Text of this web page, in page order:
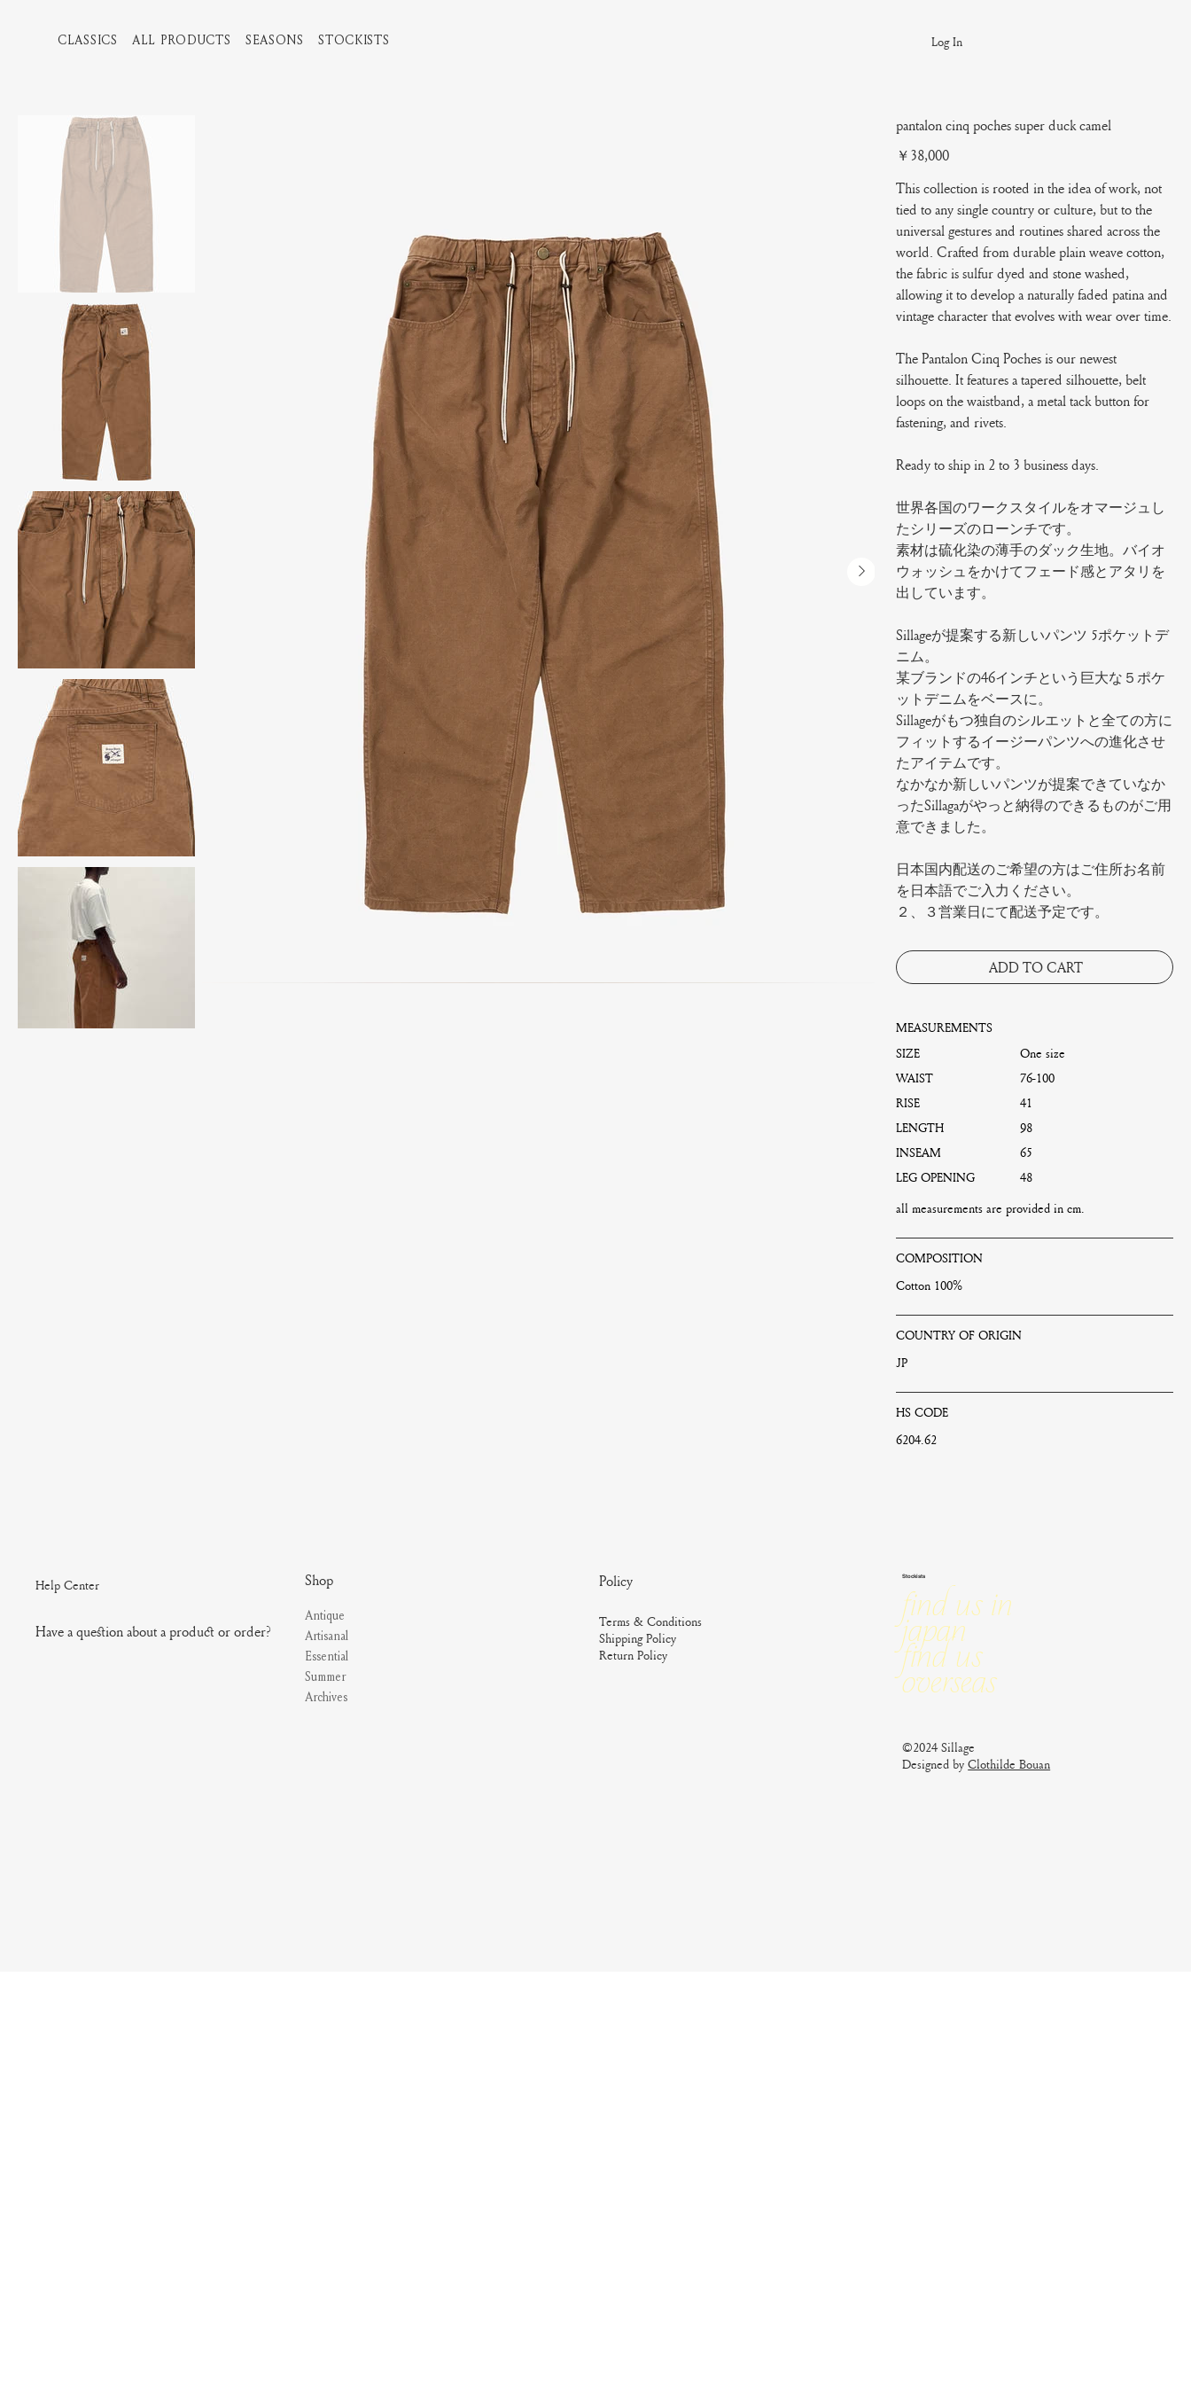
CLASSICS ALL PRODUCTS SEASONS STOCKISTS Log In
pantalon cinq poches super duck camel
Price
￥38,000
This collection is rooted in the idea of work, not
tied to any single country or culture, but to the
universal gestures and routines shared across the
world. Crafted from durable plain weave cotton,
the fabric is sulfur dyed and stone washed,
allowing it to develop a naturally faded patina and
vintage character that evolves with wear over time.
The Pantalon Cinq Poches is our newest
silhouette. It features a tapered silhouette, belt
loops on the waistband, a metal tack button for
fastening, and rivets.
Ready to ship in 2 to 3 business days.
世界各国のワークスタイルをオマージュし
たシリーズのローンチです。
素材は硫化染の薄手のダック生地。バイオ
ウォッシュをかけてフェード感とアタリを
出しています。
Sillageが提案する新しいパンツ 5ポケットデ
ニム。
某ブランドの46インチという巨大な５ポケ
ットデニムをベースに。
Sillageがもつ独自のシルエットと全ての方に
フィットするイージーパンツへの進化させ
たアイテムです。
なかなか新しいパンツが提案できていなか
ったSillagaがやっと納得のできるものがご用
意できました。
日本国内配送のご希望の方はご住所お名前
を日本語でご入力ください。
２、３営業日にて配送予定です。
ADD TO CART
MEASUREMENTS
SIZE
One size
WAIST
76-100
RISE
41
LENGTH
98
INSEAM
65
LEG OPENING
48
all measurements are provided in cm.
COMPOSITION
Cotton 100%
COUNTRY OF ORIGIN
JP
HS CODE
6204.62
©2024 Sillage
Designed byClothilde Bouan
Find us in
Japan
Find us
Overseas
Stockists
Terms & Conditions
Shipping Policy
Return Policy
Policy
Shop
Antique
Artisanal
Essential
Summer
Archives
Help Center
Have a question about a product or order?